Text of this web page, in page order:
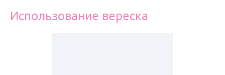
Использование вереска